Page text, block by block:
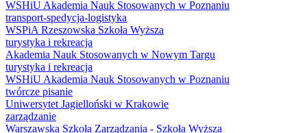
WSHiU Akademia Nauk Stosowanych w Poznaniu
transport-spedycja-logistyka
WSPiA Rzeszowska Szkoła Wyższa
turystyka i rekreacja
Akademia Nauk Stosowanych w Nowym Targu
turystyka i rekreacja
WSHiU Akademia Nauk Stosowanych w Poznaniu
twórcze pisanie
Uniwersytet Jagielloński w Krakowie
zarządzanie
Warszawska Szkoła Zarządzania - Szkoła Wyższa